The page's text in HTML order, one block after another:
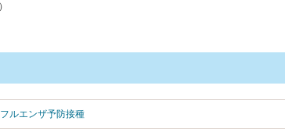
ルエンザ予防接種